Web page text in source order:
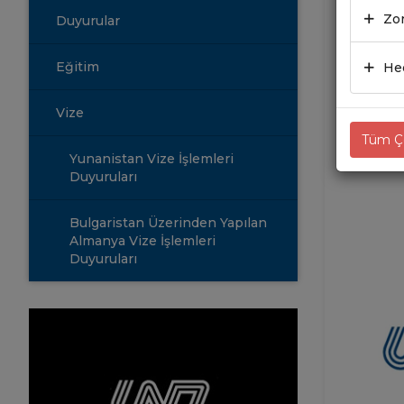
Duyurular
Eğitim
Vize
Yunanistan Vize İşlemleri
Duyuruları
Bulgaristan Üzerinden Yapılan
Almanya Vize İşlemleri
Duyuruları
Tüm